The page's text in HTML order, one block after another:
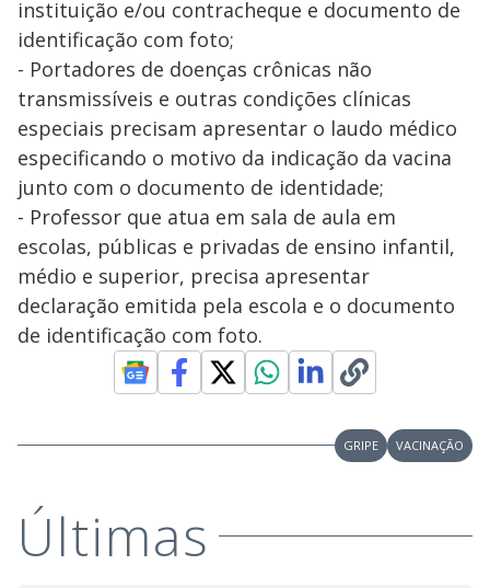
instituição e/ou contracheque e documento de
identificação com foto;
- Portadores de doenças crônicas não
transmissíveis e outras condições clínicas
especiais precisam apresentar o laudo médico
especificando o motivo da indicação da vacina
junto com o documento de identidade;
- Professor que atua em sala de aula em
escolas, públicas e privadas de ensino infantil,
médio e superior, precisa apresentar
declaração emitida pela escola e o documento
de identificação com foto.
GRIPE VACINAÇÃO
Últimas